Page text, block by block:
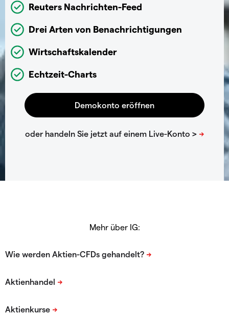
Reuters Nachrichten-Feed
Drei Arten von Benachrichtigungen
Wirtschaftskalender
Echtzeit-Charts
Mehr über IG: